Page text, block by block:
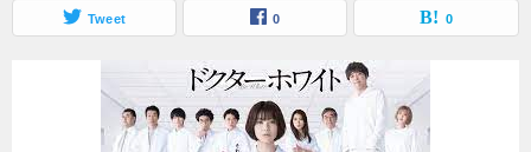
Tweet 0 0